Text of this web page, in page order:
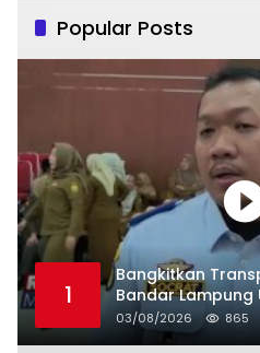
Popular Posts
1
Bangkitkan
Bandar Lampung
03/08/2026 865